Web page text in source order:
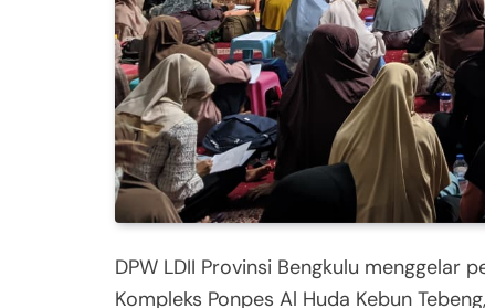
DPW LDII Provinsi Bengkulu menggelar
Kompleks Ponpes Al Huda Kebun